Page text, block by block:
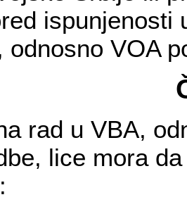
odnosno VOA
rad u VBA,
lice mora